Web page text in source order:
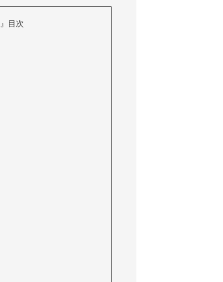
目次